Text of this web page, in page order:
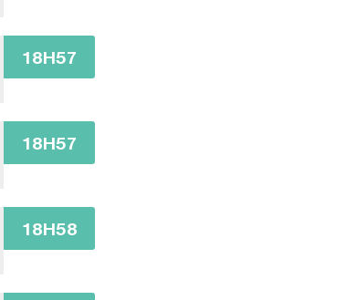
18H57
18H57
18H58